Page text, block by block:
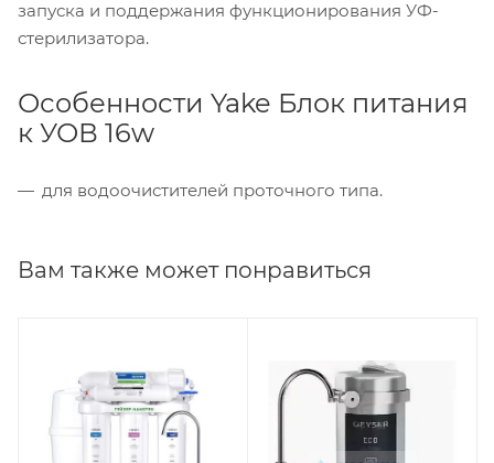
запуска и поддержания функционирования УФ-
стерилизатора.
Особенности Yake Блок питания
к УОВ 16w
для водоочистителей проточного типа.
Вам также может понравиться